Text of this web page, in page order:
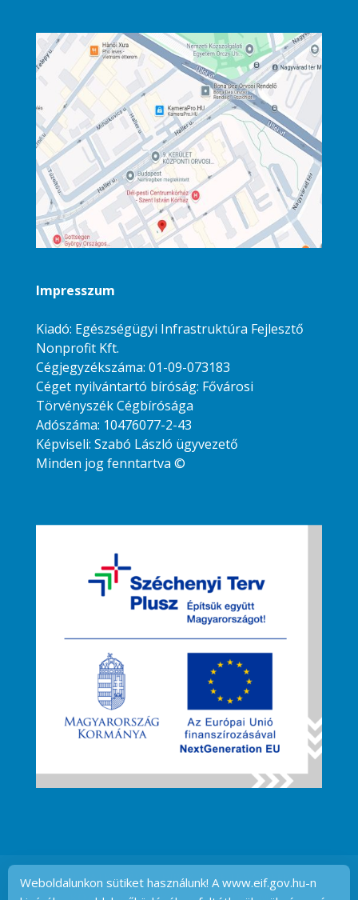
Impresszum
Kiadó: Egészségügyi Infrastruktúra Fejlesztő
Nonprofit Kft.
Cégjegyzékszáma: 01-09-073183
Céget nyilvántartó bíróság: Fővárosi
Törvényszék Cégbírósága
Adószáma: 10476077-2-43
Képviseli: Szabó László ügyvezető
Minden jog fenntartva ©
BEMUTATKOZÁS HÍREK
FEJLESZTÉSEK
Weboldalunkon sütiket használunk! A www.eif.gov.hu-n